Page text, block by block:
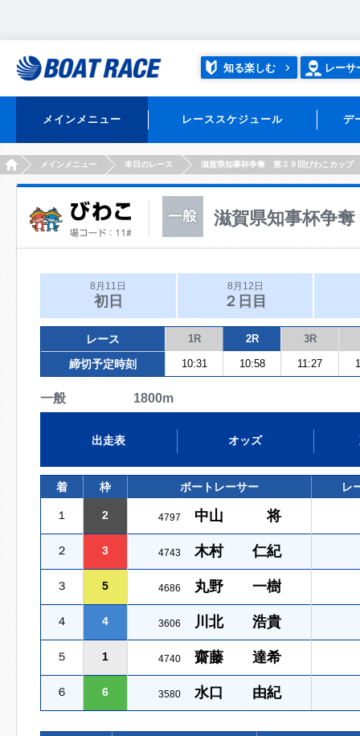
知る楽しむ レーサ
メインメニュー レーススケジュール デ
HOMEメインメニュー 本日のレース 滋賀県知事杯争奪 第２９回びわこカップ
滋賀県知事杯争
8月11日
初日
8月12日
２日目
レース 1R 2R 3R
締切予定時刻 10:31 10:58 11:27
一般 1800m
出走表 オッズ
着 枠 ボートレーサー レ
１ 2 4797 中山 将
２ 3 4743 木村 仁紀
３ 5 4686 丸野 一樹
４ 4 3606 川北 浩貴
５ 1 4740 齋藤 達希
６ 6 3580 水口 由紀